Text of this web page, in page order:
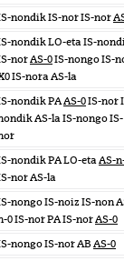
nondik IS-nor IS-nor
nondik LO-eta IS-
norAS-0IS-nongo IS-
IS-nora AS-la
nondik PAAS-0IS-nor
AS-la IS-nongo IS-
nondik PA LO-etaAS-
nor AS-la
nongo IS-noiz IS-non
0 IS-nor PA IS-norAS-0
nongo IS-nor AB AS-0